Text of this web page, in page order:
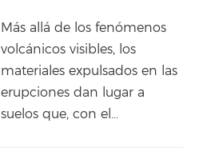
Más allá de los fenómenos
volcánicos visibles, los
materiales expulsados en las
erupciones dan lugar a
suelos que, con el…